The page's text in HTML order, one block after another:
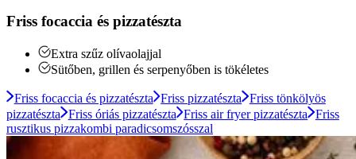
Friss focaccia és pizzatészta
Extra szűz olívaolajjal
Sütőben, grillen és serpenyőben is tökéletes
Friss focaccia és pizzatészta Friss pizzatészta Friss tönkölyös
pizzatészta
Friss óriás pizzatészta Friss air fryer pizzatészta Friss
rusztikus pizzakombi paradicsomszósszal